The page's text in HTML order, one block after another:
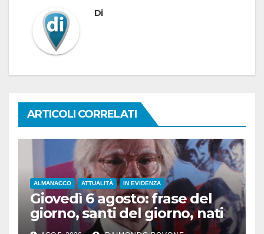
Di
ARTICOLI CORRELATI
ALMANACCO ATTUALITÀ IN EVIDENZA
Giovedì 6 agosto: frase del
giorno, santi del giorno, nati
famosi, accadde oggi